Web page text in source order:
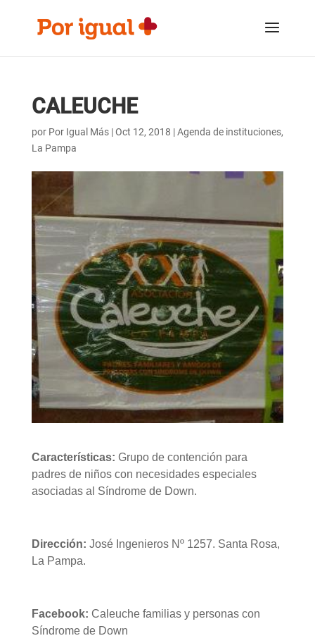
contenido
navegación
CALEUCHE
por Por Igual Más|Oct 12, 2018 |Agenda de instituciones,
La Pampa
Características: Grupo de contención para
padres de niños con necesidades especiales
asociadas al Síndrome de Down.
Dirección: José Ingenieros Nº 1257. Santa Rosa,
La Pampa.
Facebook: Caleuche familias y personas con
Síndrome de Down